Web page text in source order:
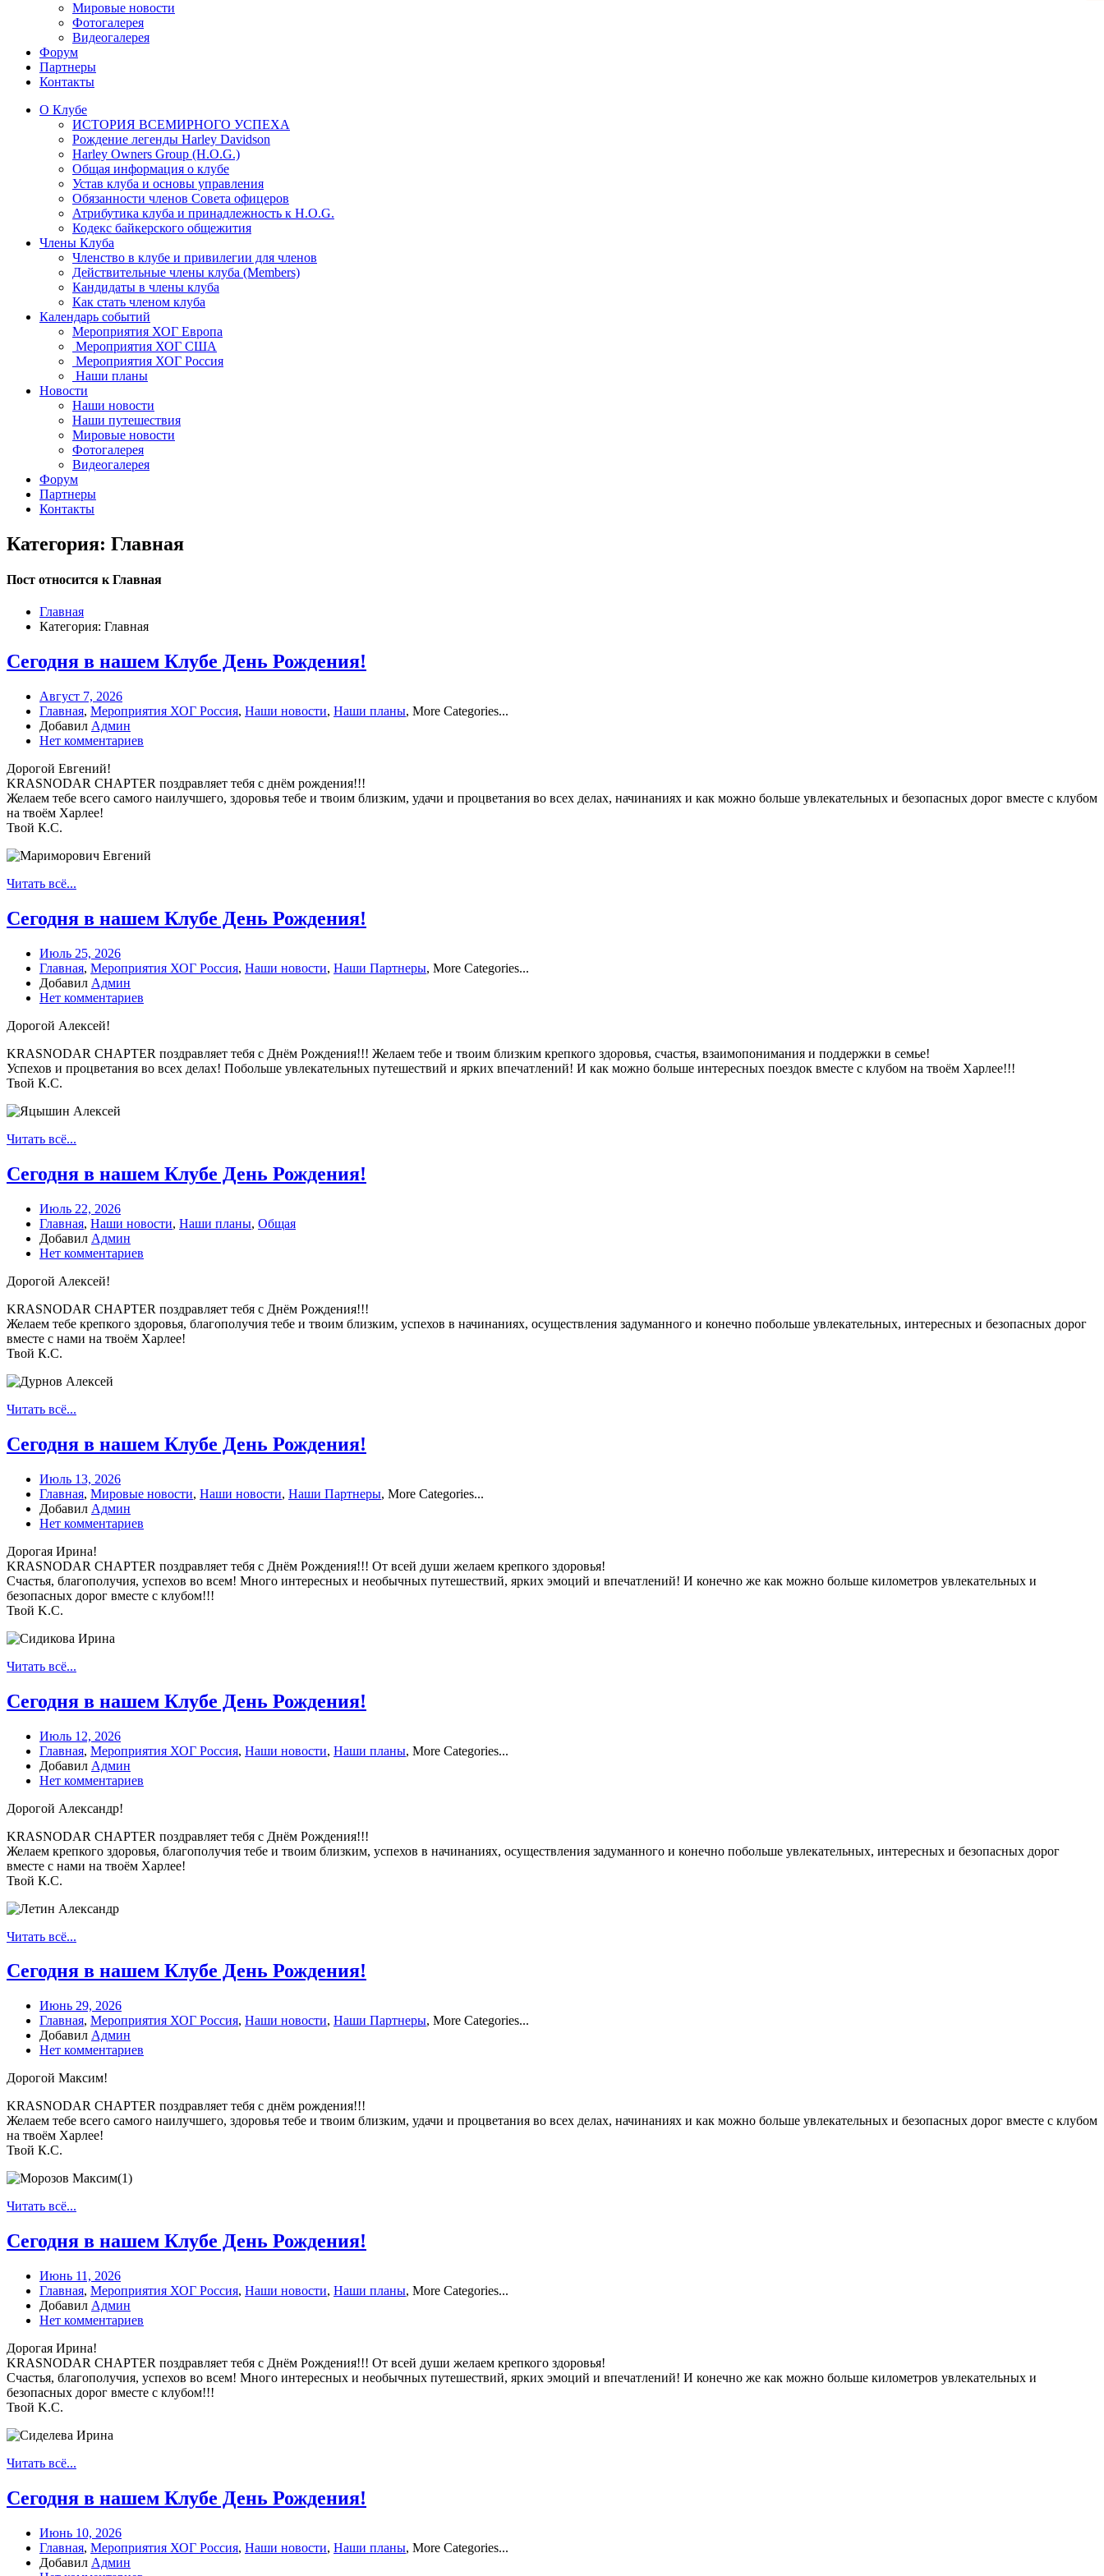
Мировые новости
Фотогалерея
Видеогалерея
Форум
Партнеры
Контакты
О Клубе
ИСТОРИЯ ВСЕМИРНОГО УСПЕХА
Рождение легенды Harley Davidson
Harley Owners Group (H.O.G.)
Общая информация о клубе
Устав клуба и основы управления
Обязанности членов Совета офицеров
Атрибутика клуба и принадлежность к H.O.G.
Кодекс байкерского общежития
Члены Клуба
Членство в клубе и привилегии для членов
Действительные члены клуба (Members)
Кандидаты в члены клуба
Как стать членом клуба
Календарь событий
Мероприятия ХОГ Европа
Мероприятия ХОГ США
Мероприятия ХОГ Россия
Наши планы
Новости
Наши новости
Наши путешествия
Мировые новости
Фотогалерея
Видеогалерея
Форум
Партнеры
Контакты
Категория: Главная
Пост относится к Главная
Главная
Категория: Главная
Сегодня в нашем Клубе День Рождения!
Август 7, 2026
Главная, Мероприятия ХОГ Россия, Наши новости, Наши планы, More Categories...
Добавил Админ
Нет комментариев
Дорогой Евгений!
KRASNODAR CHAPTER поздравляет тебя с днём рождения!!!
Желаем тебе всего самого наилучшего, здоровья тебе и твоим близким, удачи и процветания во всех делах, начинаниях и как можно больше увлекательных и безопасных дорог вместе с клубом
на твоём Харлее!
Твой К.С.
Читать всё...
Сегодня в нашем Клубе День Рождения!
Июль 25, 2026
Главная, Мероприятия ХОГ Россия, Наши новости, Наши Партнеры, More Categories...
Добавил Админ
Нет комментариев
Дорогой Алексей!
KRASNODAR CHAPTER поздравляет тебя с Днём Рождения!!! Желаем тебе и твоим близким крепкого здоровья, счастья, взаимопонимания и поддержки в семье!
Успехов и процветания во всех делах! Побольше увлекательных путешествий и ярких впечатлений! И как можно больше интересных поездок вместе с клубом на твоём Харлее!!!
Твой К.С.
Читать всё...
Сегодня в нашем Клубе День Рождения!
Июль 22, 2026
Главная, Наши новости, Наши планы, Общая
Добавил Админ
Нет комментариев
Дорогой Алексей!
KRASNODAR CHAPTER поздравляет тебя с Днём Рождения!!!
Желаем тебе крепкого здоровья, благополучия тебе и твоим близким, успехов в начинаниях, осуществления задуманного и конечно побольше увлекательных, интересных и безопасных дорог
вместе с нами на твоём Харлее!
Твой К.С.
Читать всё...
Сегодня в нашем Клубе День Рождения!
Июль 13, 2026
Главная, Мировые новости, Наши новости, Наши Партнеры, More Categories...
Добавил Админ
Нет комментариев
Дорогая Ирина!
KRASNODAR CHAPTER поздравляет тебя с Днём Рождения!!! От всей души желаем крепкого здоровья!
Счастья, благополучия, успехов во всем! Много интересных и необычных путешествий, ярких эмоций и впечатлений! И конечно же как можно больше километров увлекательных и
безопасных дорог вместе с клубом!!!
Твой K.C.
Читать всё...
Сегодня в нашем Клубе День Рождения!
Июль 12, 2026
Главная, Мероприятия ХОГ Россия, Наши новости, Наши планы, More Categories...
Добавил Админ
Нет комментариев
Дорогой Александр!
KRASNODAR CHAPTER поздравляет тебя с Днём Рождения!!!
Желаем крепкого здоровья, благополучия тебе и твоим близким, успехов в начинаниях, осуществления задуманного и конечно побольше увлекательных, интересных и безопасных дорог
вместе с нами на твоём Харлее!
Твой К.С.
Читать всё...
Сегодня в нашем Клубе День Рождения!
Июнь 29, 2026
Главная, Мероприятия ХОГ Россия, Наши новости, Наши Партнеры, More Categories...
Добавил Админ
Нет комментариев
Дорогой Максим!
KRASNODAR CHAPTER поздравляет тебя с днём рождения!!!
Желаем тебе всего самого наилучшего, здоровья тебе и твоим близким, удачи и процветания во всех делах, начинаниях и как можно больше увлекательных и безопасных дорог вместе с клубом
на твоём Харлее!
Твой К.С.
Читать всё...
Сегодня в нашем Клубе День Рождения!
Июнь 11, 2026
Главная, Мероприятия ХОГ Россия, Наши новости, Наши планы, More Categories...
Добавил Админ
Нет комментариев
Дорогая Ирина!
KRASNODAR CHAPTER поздравляет тебя с Днём Рождения!!! От всей души желаем крепкого здоровья!
Счастья, благополучия, успехов во всем! Много интересных и необычных путешествий, ярких эмоций и впечатлений! И конечно же как можно больше километров увлекательных и
безопасных дорог вместе с клубом!!!
Твой K.C.
Читать всё...
Сегодня в нашем Клубе День Рождения!
Июнь 10, 2026
Главная, Мероприятия ХОГ Россия, Наши новости, Наши планы, More Categories...
Добавил Админ